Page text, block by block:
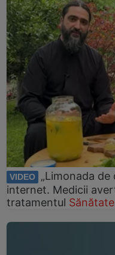
VIDEO
„Limonada
internet. Medicii
tratamentul